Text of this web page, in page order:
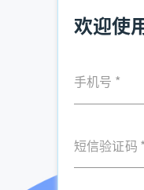
的高低。「销售的工作
你是不是在黄金时段(
而不是坐在办公室消磨？
欢迎使
手机号 *
短信验证码 *